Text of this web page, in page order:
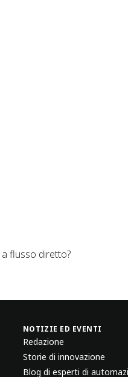
flusso diretto?
NOTIZIE ED EVENTI
Redazione
Storie di innovazione
Blog di esperti di